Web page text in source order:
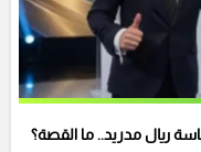
ريال مدريد.. ما القصة؟